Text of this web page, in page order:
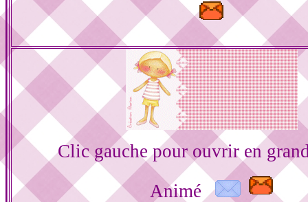
Clic gauche pour ouvrir en
Animé